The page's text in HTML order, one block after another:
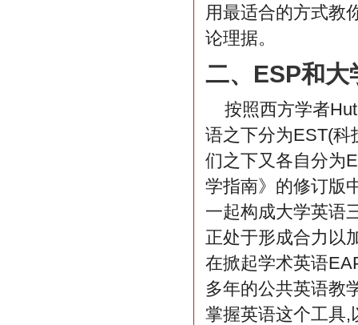
用最适合的方式教
论理据。
二、ESP和大
按照西方学者
语之下分为EST(科
们之下又各自分为
学指南》的修订版
一起构成大学英语
正处于形成合力以
在掀起学术英语
多年的公共英语教
掌握英语这个工具,